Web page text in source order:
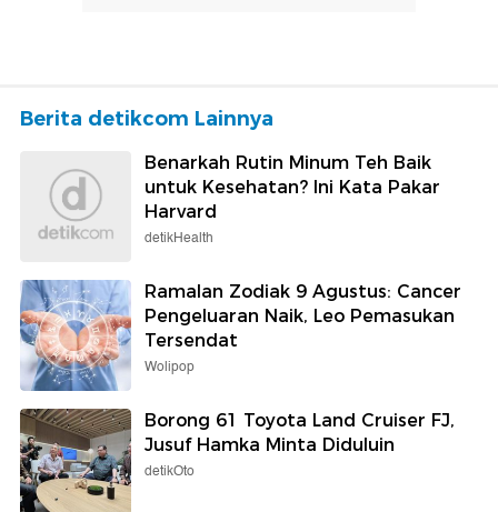
Berita detikcom Lainnya
Benarkah Rutin Minum Teh Baik
untuk Kesehatan? Ini Kata Pakar
Harvard
detikHealth
Ramalan Zodiak 9 Agustus: Cancer
Pengeluaran Naik, Leo Pemasukan
Tersendat
Wolipop
Borong 61 Toyota Land Cruiser FJ,
Jusuf Hamka Minta Diduluin
detikOto